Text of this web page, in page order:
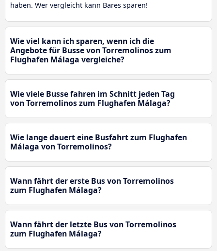
haben. Wer vergleicht kann Bares sparen!
Wie viel kann ich sparen, wenn ich die
Angebote für Busse von Torremolinos zum
Flughafen Málaga vergleiche?
Wie viele Busse fahren im Schnitt jeden Tag
von Torremolinos zum Flughafen Málaga?
Wie lange dauert eine Busfahrt zum Flughafen
Málaga von Torremolinos?
Wann fährt der erste Bus von Torremolinos
zum Flughafen Málaga?
Wann fährt der letzte Bus von Torremolinos
zum Flughafen Málaga?